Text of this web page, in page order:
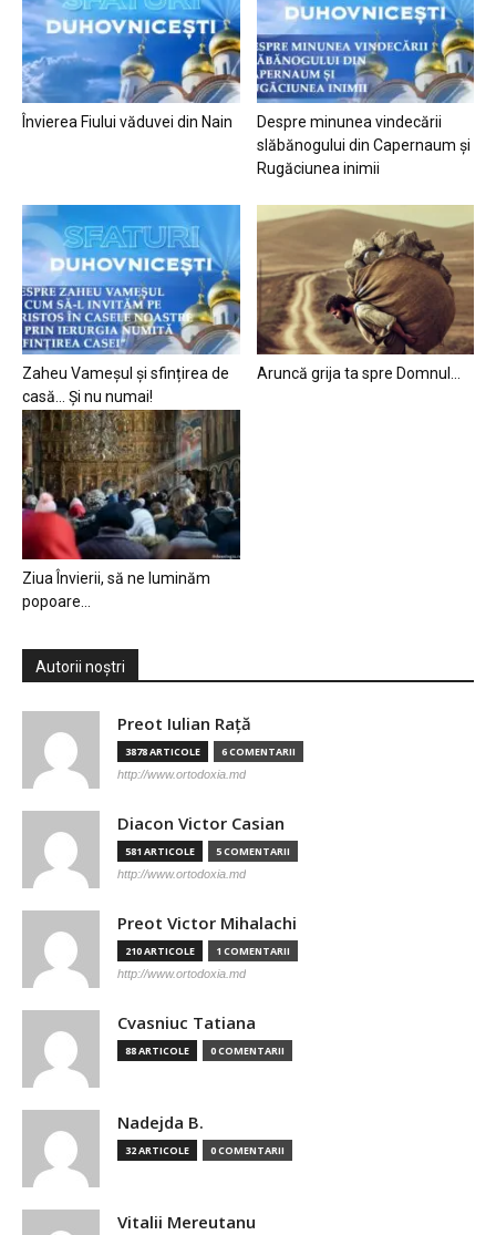
Învierea Fiului văduvei din Nain
Despre minunea vindecării
slăbănogului din Capernaum și
Rugăciunea inimii
Zaheu Vameșul și sfințirea de
casă… Și nu numai!
Aruncă grija ta spre Domnul…
Ziua Învierii, să ne luminăm
popoare…
Autorii noștri
Preot Iulian Raţă
3878 ARTICOLE 6 COMENTARII
http://www.ortodoxia.md
Diacon Victor Casian
581 ARTICOLE 5 COMENTARII
http://www.ortodoxia.md
Preot Victor Mihalachi
210 ARTICOLE 1 COMENTARII
http://www.ortodoxia.md
Cvasniuc Tatiana
88 ARTICOLE 0 COMENTARII
Nadejda B.
32 ARTICOLE 0 COMENTARII
Vitalii Mereutanu